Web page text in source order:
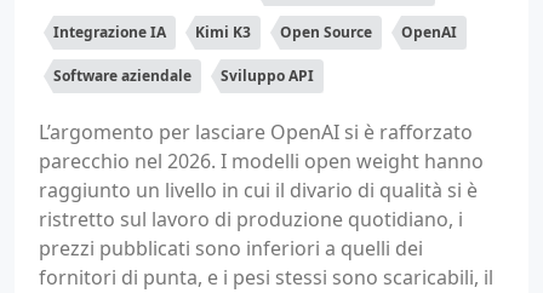
Integrazione IA Kimi K3 Open Source OpenAI
Software aziendale Sviluppo API
L’argomento per lasciare OpenAI si è rafforzato
parecchio nel 2026. I modelli open weight hanno
raggiunto un livello in cui il divario di qualità si è
ristretto sul lavoro di produzione quotidiano, i
prezzi pubblicati sono inferiori a quelli dei
fornitori di punta, e i pesi stessi sono scaricabili, il